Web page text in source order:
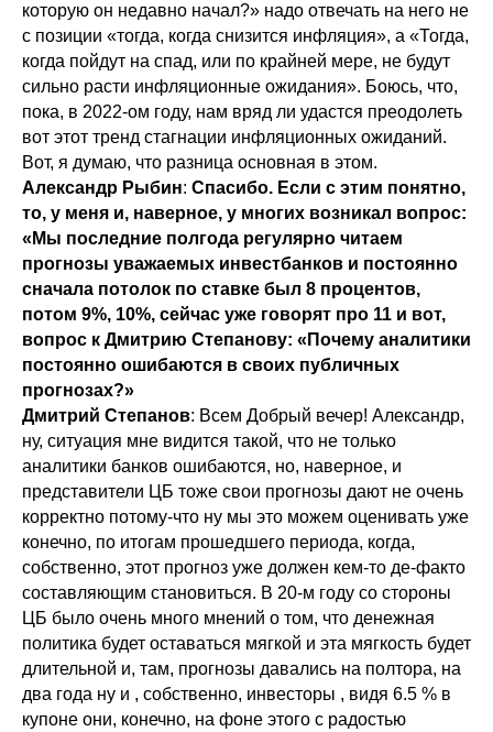
которую он недавно начал?» надо отвечать на него не
с позиции «тогда, когда снизится инфляция», а «Тогда,
когда пойдут на спад, или по крайней мере, не будут
сильно расти инфляционные ожидания». Боюсь, что,
пока, в 2022-ом году, нам вряд ли удастся преодолеть
вот этот тренд стагнации инфляционных ожиданий.
Вот, я думаю, что разница основная в этом.
Александр Рыбин: Спасибо. Если с этим понятно,
то, у меня и, наверное, у многих возникал вопрос:
«Мы последние полгода регулярно читаем
прогнозы уважаемых инвестбанков и постоянно
сначала потолок по ставке был 8 процентов,
потом 9%, 10%, сейчас уже говорят про 11 и вот,
вопрос к Дмитрию Степанову: «Почему аналитики
постоянно ошибаются в своих публичных
прогнозах?»
Дмитрий Степанов: Всем Добрый вечер! Александр,
ну, ситуация мне видится такой, что не только
аналитики банков ошибаются, но, наверное, и
представители ЦБ тоже свои прогнозы дают не очень
корректно потому-что ну мы это можем оценивать уже
конечно, по итогам прошедшего периода, когда,
собственно, этот прогноз уже должен кем-то де-факто
составляющим становиться. В 20-м году со стороны
ЦБ было очень много мнений о том, что денежная
политика будет оставаться мягкой и эта мягкость будет
длительной и, там, прогнозы давались на полтора, на
два года ну и , собственно, инвесторы , видя 6.5 % в
купоне они, конечно, на фоне этого с радостью